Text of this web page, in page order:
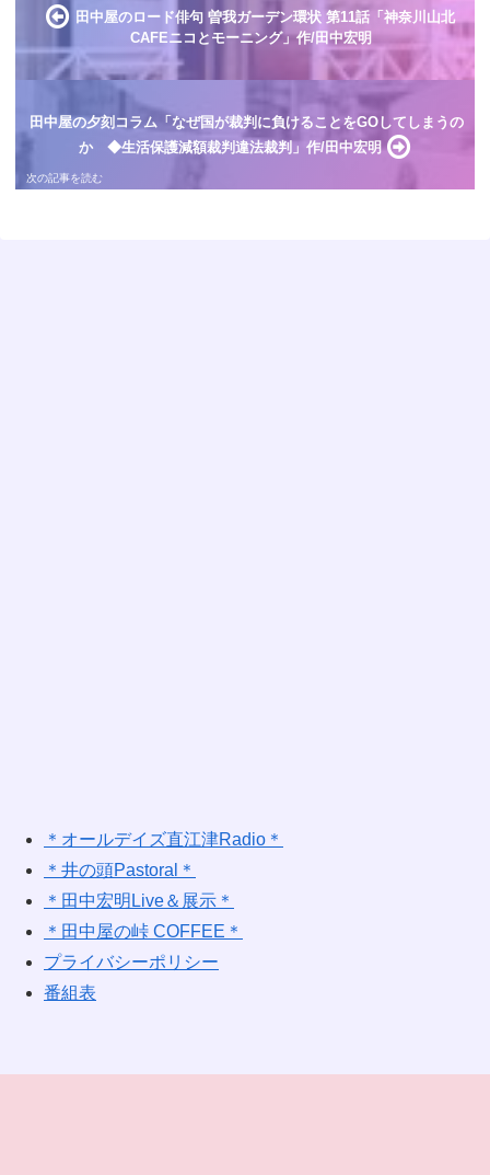
田中屋のロード俳句 曽我ガーデン環状 第11話「神奈川山北
CAFEニコとモーニング」作/田中宏明
田中屋の夕刻コラム「なぜ国が裁判に負けることをGOしてしまうの
か ◆生活保護減額裁判違法裁判」作/田中宏明
＊オールデイズ直江津Radio＊
＊井の頭Pastoral＊
＊田中宏明Live＆展示＊
＊田中屋の峠 COFFEE＊
プライバシーポリシー
番組表